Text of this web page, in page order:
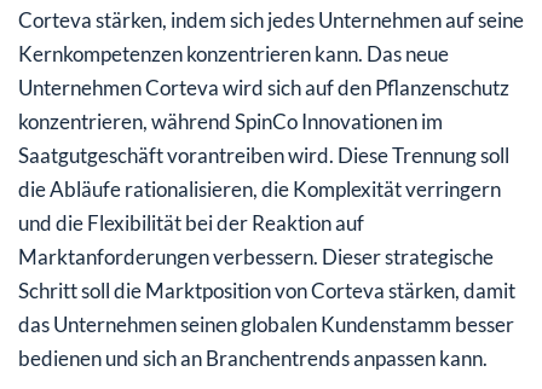
Corteva stärken, indem sich jedes Unternehmen auf seine
Kernkompetenzen konzentrieren kann. Das neue
Unternehmen Corteva wird sich auf den Pflanzenschutz
konzentrieren, während SpinCo Innovationen im
Saatgutgeschäft vorantreiben wird. Diese Trennung soll
die Abläufe rationalisieren, die Komplexität verringern
und die Flexibilität bei der Reaktion auf
Marktanforderungen verbessern. Dieser strategische
Schritt soll die Marktposition von Corteva stärken, damit
das Unternehmen seinen globalen Kundenstamm besser
bedienen und sich an Branchentrends anpassen kann.